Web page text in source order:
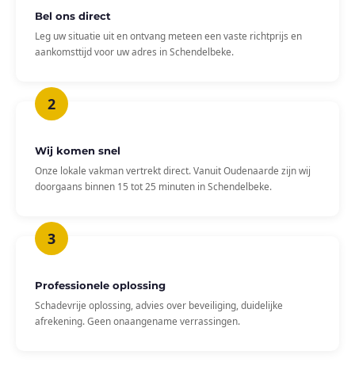
Bel ons direct
Leg uw situatie uit en ontvang meteen een vaste richtprijs en
aankomsttijd voor uw adres in Schendelbeke.
Wij komen snel
Onze lokale vakman vertrekt direct. Vanuit Oudenaarde zijn wij
doorgaans binnen 15 tot 25 minuten in Schendelbeke.
Professionele oplossing
Schadevrije oplossing, advies over beveiliging, duidelijke
afrekening. Geen onaangename verrassingen.